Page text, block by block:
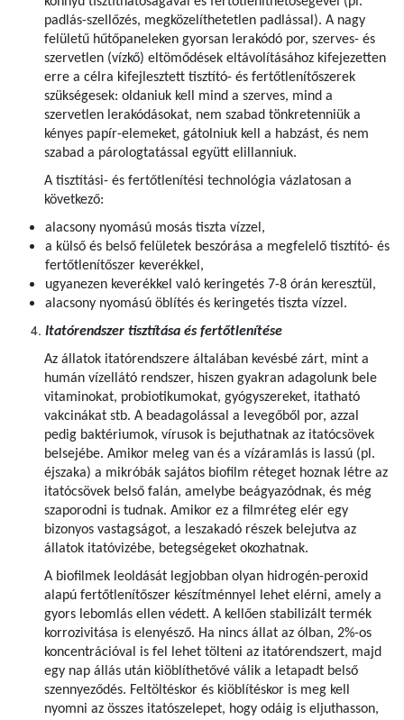
padlás-szellőzés, megközelíthetetlen padlással). A nagy
felületű hűtőpaneleken gyorsan lerakódó por, szerves- és
szervetlen (vízkő) eltömődések eltávolításához kifejezetten
erre a célra kifejlesztett tisztító- és fertőtlenítőszerek
szükségesek: oldaniuk kell mind a szerves, mind a
szervetlen lerakódásokat, nem szabad tönkretenniük a
kényes papír-elemeket, gátolniuk kell a habzást, és nem
szabad a párologtatással együtt elillanniuk.
A tisztítási- és fertőtlenítési technológia vázlatosan a
következő:
alacsony nyomású mosás tiszta vízzel,
a külső és belső felületek beszórása a megfelelő tisztító- és
fertőtlenítőszer keverékkel,
ugyanezen keverékkel való keringetés 7-8 órán keresztül,
alacsony nyomású öblítés és keringetés tiszta vízzel.
Itatórendszer tisztítása és fertőtlenítése
Az állatok itatórendszere általában kevésbé zárt, mint a
humán vízellátó rendszer, hiszen gyakran adagolunk bele
vitaminokat, probiotikumokat, gyógyszereket, itatható
vakcinákat stb. A beadagolással a levegőből por, azzal
pedig baktériumok, vírusok is bejuthatnak az itatócsövek
belsejébe. Amikor meleg van és a vízáramlás is lassú (pl.
éjszaka) a mikróbák sajátos biofilm réteget hoznak létre az
itatócsövek belső falán, amelybe beágyazódnak, és még
szaporodni is tudnak. Amikor ez a filmréteg elér egy
bizonyos vastagságot, a leszakadó részek belejutva az
állatok itatóvizébe, betegségeket okozhatnak.
A biofilmek leoldását legjobban olyan hidrogén-peroxid
alapú fertőtlenítőszer készítménnyel lehet elérni, amely a
gyors lebomlás ellen védett. A kellően stabilizált termék
korrozivitása is elenyésző. Ha nincs állat az ólban, 2%-os
koncentrációval is fel lehet tölteni az itatórendszert, majd
egy nap állás után kiöblíthetővé válik a letapadt belső
szennyeződés. Feltöltéskor és kiöblítéskor is meg kell
nyomni az összes itatószelepet, hogy odáig is eljuthasson,